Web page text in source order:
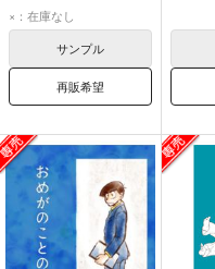
松野カラ松
×：在庫なし
サンプル
再販希望